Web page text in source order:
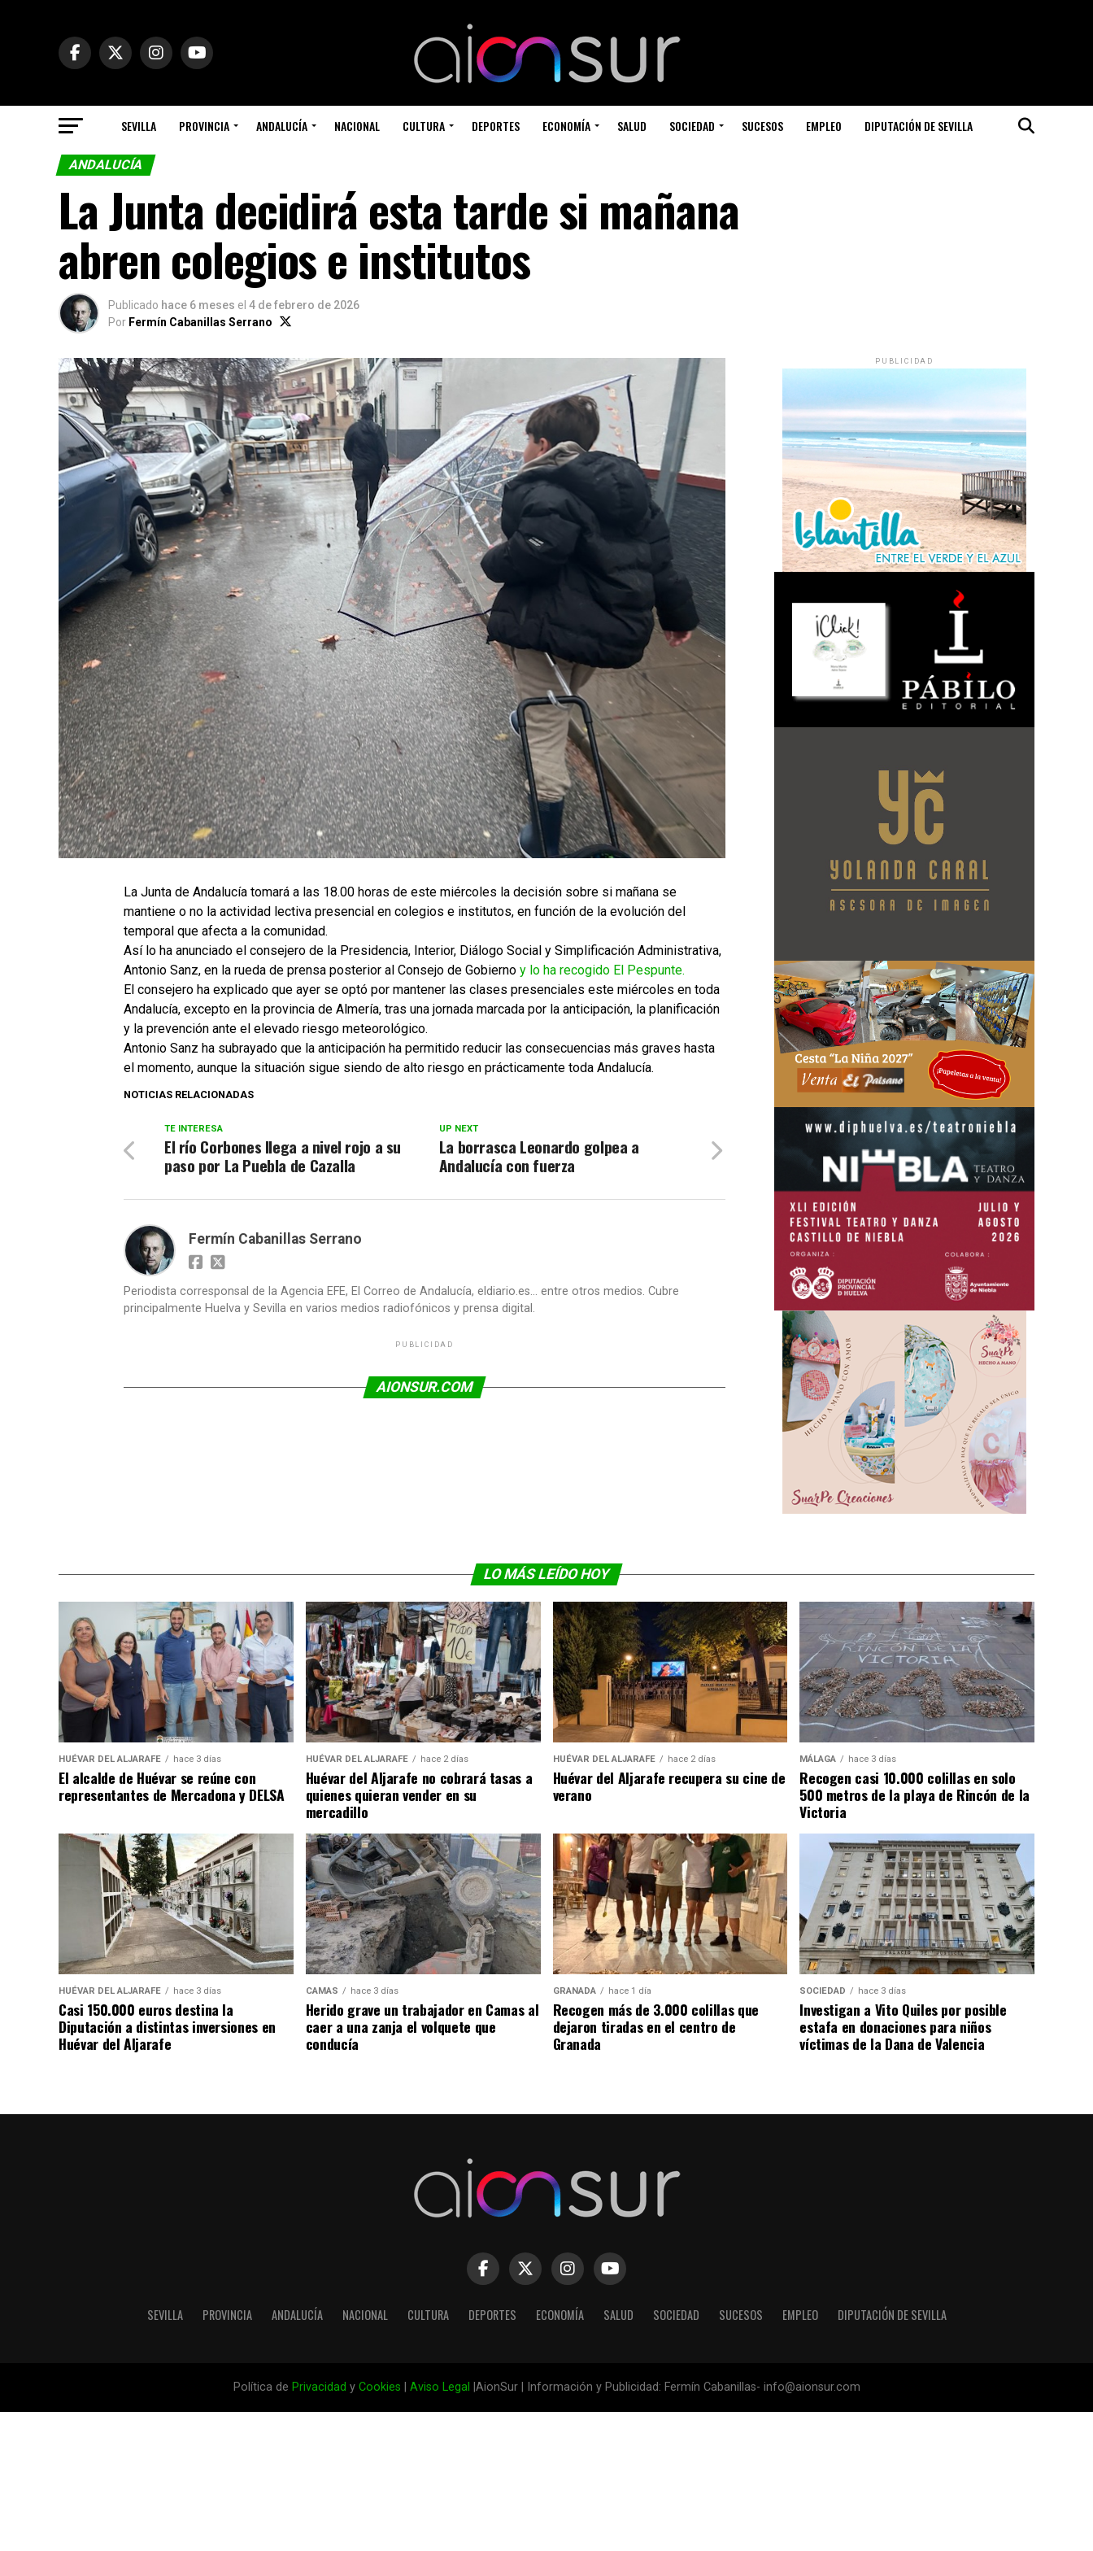
SEVILLA PROVINCIA ANDALUCÍA NACIONAL CULTURA DEPORTES ECONOMÍA SALUD SOCIEDAD SUCESOS EMPLEO DIPUTACIÓN DE SEVILLA
ANDALUCÍA
La Junta decidirá esta tarde si mañana
abren colegios e institutos
Publicado hace 6 meses el 4 de febrero de 2026
Por Fermín Cabanillas Serrano
La Junta de Andalucía tomará a las 18.00 horas de este miércoles la decisión sobre si mañana se
mantiene o no la actividad lectiva presencial en colegios e institutos, en función de la evolución del
temporal que afecta a la comunidad.
Así lo ha anunciado el consejero de la Presidencia, Interior, Diálogo Social y Simplificación Administrativa,
Antonio Sanz, en la rueda de prensa posterior al Consejo de Gobierno y lo ha recogido El Pespunte.
El consejero ha explicado que ayer se optó por mantener las clases presenciales este miércoles en toda
Andalucía, excepto en la provincia de Almería, tras una jornada marcada por la anticipación, la planificación
y la prevención ante el elevado riesgo meteorológico.
Antonio Sanz ha subrayado que la anticipación ha permitido reducir las consecuencias más graves hasta
el momento, aunque la situación sigue siendo de alto riesgo en prácticamente toda Andalucía.
NOTICIAS RELACIONADAS
UP NEXT
La borrasca Leonardo golpea a
Andalucía con fuerza
TE INTERESA
El río Corbones llega a nivel rojo a su
paso por La Puebla de Cazalla
Fermín Cabanillas Serrano
Periodista corresponsal de la Agencia EFE, El Correo de Andalucía, eldiario.es... entre otros medios. Cubre
principalmente Huelva y Sevilla en varios medios radiofónicos y prensa digital.
PUBLICIDAD
AIONSUR.COM
PUBLICIDAD
LO MÁS LEÍDO HOY
HUÉVAR DEL ALJARAFE hace 3 días
El alcalde de Huévar se reúne con
representantes de Mercadona y DELSA
HUÉVAR DEL ALJARAFE hace 2 días
Huévar del Aljarafe no cobrará tasas a
quienes quieran vender en su
mercadillo
HUÉVAR DEL ALJARAFE hace 2 días
Huévar del Aljarafe recupera su cine de
verano
MÁLAGA hace 3 días
Recogen casi 10.000 colillas en solo
500 metros de la playa de Rincón de la
Victoria
HUÉVAR DEL ALJARAFE hace 3 días
Casi 150.000 euros destina la
Diputación a distintas inversiones en
Huévar del Aljarafe
CAMAS hace 3 días
Herido grave un trabajador en Camas al
caer a una zanja el volquete que
conducía
GRANADA hace 1 día
Recogen más de 3.000 colillas que
dejaron tiradas en el centro de
Granada
SOCIEDAD hace 3 días
Investigan a Vito Quiles por posible
estafa en donaciones para niños
víctimas de la Dana de Valencia
SEVILLA PROVINCIA ANDALUCÍA NACIONAL CULTURA DEPORTES ECONOMÍA SALUD SOCIEDAD SUCESOS EMPLEO DIPUTACIÓN DE SEVILLA
Política de Privacidad y Cookies Aviso Legal |AionSur | Información y Publicidad: Fermín Cabanillas- info@aionsur.com